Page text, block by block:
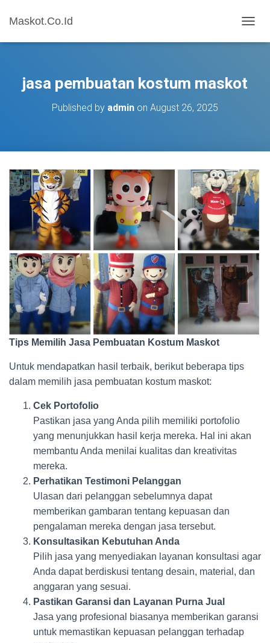
Maskot.Co.Id
O
T
I
O
jasa pembuatan kostum maskot
Published by admin on August 26, 2025
Tips Memilih Jasa Pembuatan Kostum Maskot
Untuk mendapatkan hasil terbaik, berikut beberapa tips
dalam memilih jasa pembuatan kostum maskot:
Cek Portofolio
Pastikan jasa yang Anda pilih memiliki portofolio
yang menunjukkan hasil kerja mereka. Hal ini akan
membantu Anda menilai kualitas dan kreativitas
mereka.
Perhatikan Testimoni Pelanggan
Ulasan dari pelanggan sebelumnya dapat
memberikan gambaran tentang kepuasan dan
pengalaman mereka dengan jasa tersebut.
Konsultasikan Kebutuhan Anda
Pilih jasa yang menyediakan layanan konsultasi agar
Anda dapat berdiskusi tentang desain, material, dan
anggaran yang sesuai.
Pastikan Garansi dan Layanan Purna Jual
Jasa yang profesional biasanya memberikan garansi
untuk memastikan kepuasan pelanggan terhadap